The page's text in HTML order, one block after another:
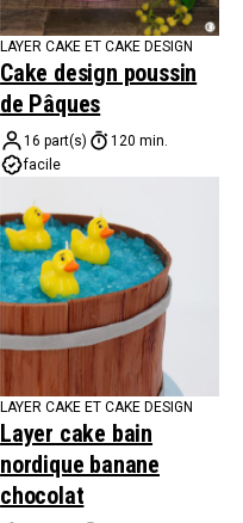
LAYER CAKE ET CAKE DESIGN
Cake design poussin
de Pâques
16 part(s)
120 min.
facile
LAYER CAKE ET CAKE DESIGN
Layer cake bain
nordique banane
chocolat